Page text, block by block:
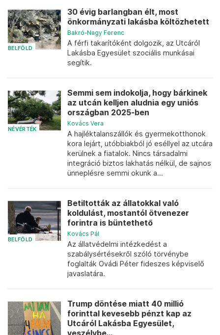
BELFÖLD
30 évig barlangban élt, most
önkormányzati lakásba költözhetett
Bakró-Nagy Ferenc
A férfi takarítóként dolgozik, az Utcáról
Lakásba Egyesület szociális munkásai
segítik.
NÉVÉRTÉK
Semmi sem indokolja, hogy bárkinek
az utcán kelljen aludnia egy uniós
országban 2025-ben
Kovács Vera
A hajléktalanszállók és gyermekotthonok
kora lejárt, utóbbiakból jó eséllyel az utcára
kerülnek a fiatalok. Nincs társadalmi
integráció biztos lakhatás nélkül, de sajnos
ünneplésre semmi okunk a...
BELFÖLD
Betiltották az állatokkal való
koldulást, mostantól ötvenezer
forintra is büntethető
Kovács Pál
Az állatvédelmi intézkedést a
szabálysértésekről szóló törvénybe
foglalták Ovádi Péter fideszes képviselő
javaslatára.
Trump döntése miatt 40 millió
forinttal kevesebb pénzt kap az
Utcáról Lakásba Egyesület,